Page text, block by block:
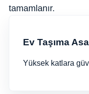
tamamlanır.
Ev Taşıma
Yüksek katlara